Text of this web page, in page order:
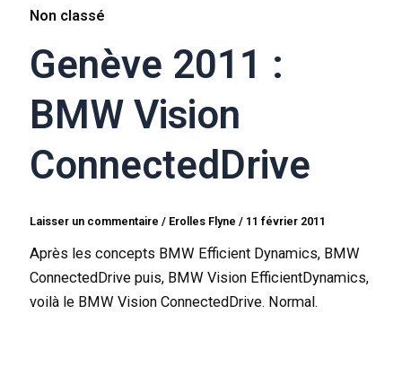
Non classé
Genève 2011 :
BMW Vision
ConnectedDrive
Laisser un commentaire / Erolles Flyne/ 11 février 2011
Après les concepts BMW Efficient Dynamics, BMW
ConnectedDrive puis, BMW Vision EfficientDynamics,
voilà le BMW Vision ConnectedDrive. Normal.